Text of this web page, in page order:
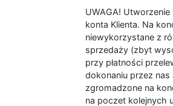
UWAGA!
konta Klienta. Na
niewykorzystane z
sprzedaży (zbyt
przy płatności
dokonaniu przez nas
zgromadzone na
na poczet kolejnych